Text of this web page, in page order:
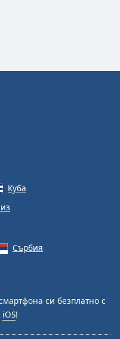
Куба
Сърбия
си безплатно с
iOS!